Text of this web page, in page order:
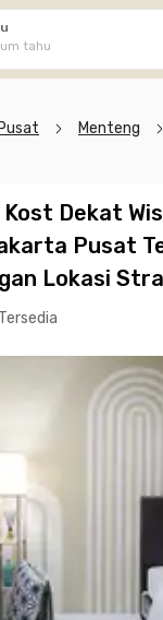
tahu
Menteng
Dekat
Pusat
Lokasi
Tersedia